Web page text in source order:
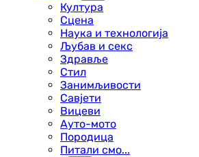
Култура
Сцена
Наука и технологија
Љубав и секс
Здравље
Стил
Занимљивости
Савјети
Вицеви
Ауто-мото
Породица
Питали смо...